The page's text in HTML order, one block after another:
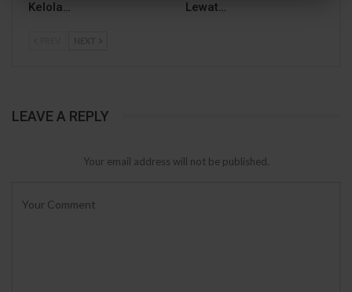
Kelola…
Lewat…
NEXT
LEAVE A REPLY
Your email address will not be published.